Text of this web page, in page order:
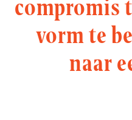
compromis
vorm te
naar